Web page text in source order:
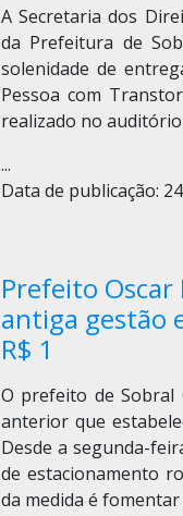
A Secretaria dos
da Prefeitura de
solenidade de
Pessoa com
realizado no
...
Data de publicação:
Prefeito
antiga gestão
R$ 1
O prefeito de Sobral
anterior que
Desde a segunda-
de estacionamento
da medida é